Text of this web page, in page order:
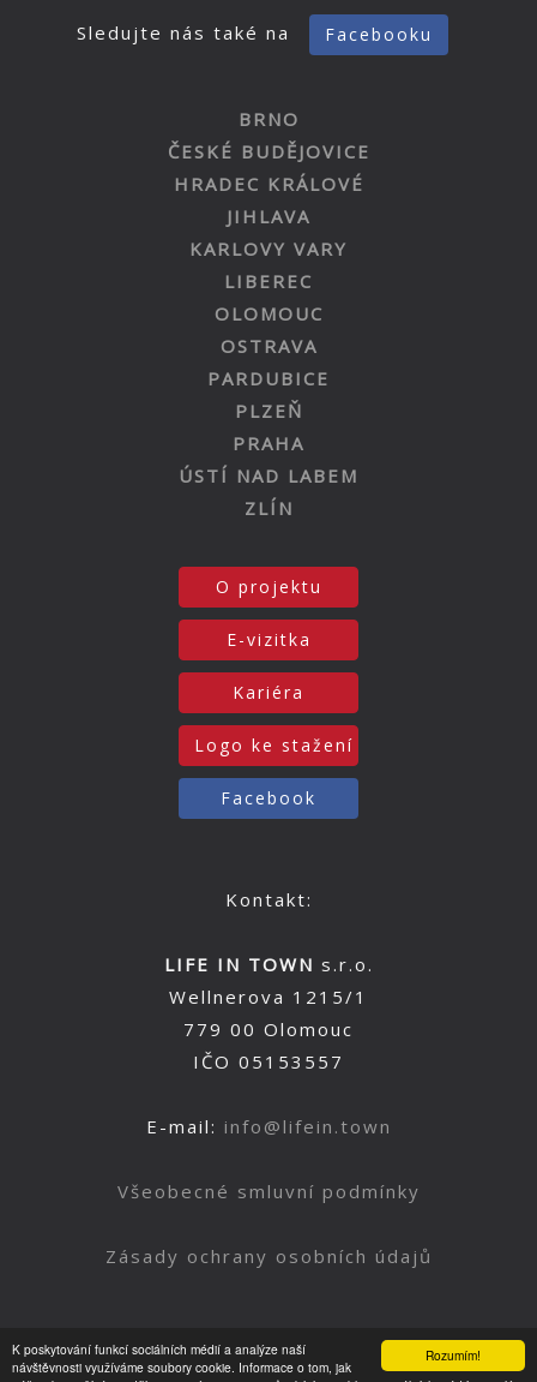
Rozumím!
K poskytování funkcí sociálních médií a analýze naší
návštěvnosti využíváme soubory cookie. Informace o tom, jak
Sledujte nás také na Facebooku
BRNO
ČESKÉ BUDĚJOVICE
HRADEC KRÁLOVÉ
JIHLAVA
KARLOVY VARY
LIBEREC
OLOMOUC
OSTRAVA
PARDUBICE
PLZEŇ
PRAHA
ÚSTÍ NAD LABEM
ZLÍN
O projektu
E-vizitka
Kariéra
Logo ke stažení
Facebook
Kontakt:
LIFE IN TOWN s.r.o.
Wellnerova 1215/1
779 00 Olomouc
IČO 05153557
E-mail: info@lifein.town
Všeobecné smluvní podmínky
Zásady ochrany osobních údajů
Nahoru